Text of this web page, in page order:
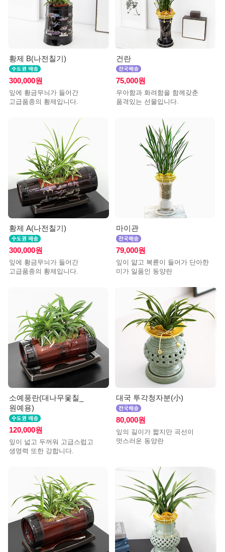
황제 B(나전칠기)
300,000원
잎에 황금무늬가 들어간
고급품종의 황제입니다.
건란
75,000원
우아함과 화려함을 함께갖춘
품격있는 선물입니다.
황제 A(나전칠기)
300,000원
잎에 황금무늬가 들어간
고급품종의 황제입니다.
마이관
79,000원
잎이 얇고 복륜이 들어가 단아한
미가 일품인 동양란
소예풍란(대나무옻칠_
원예용)
120,000원
잎이 넓고 두꺼워 고급스럽고
생명력 또한 강합니다.
대국 투각청자분(小)
80,000원
잎의 길이가 짧지만 곡선이
멋스러운 동양란